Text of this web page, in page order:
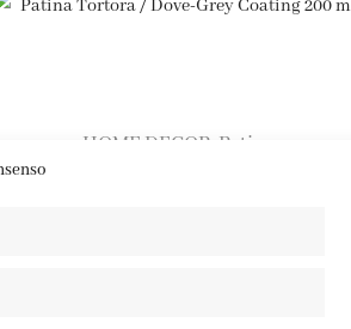
HOME DECOR Patine
Tortora / Dove-Grey Coating 200 ml